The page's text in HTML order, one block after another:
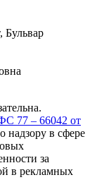
, Бульвар
77 – 66042 от
надзору в сфере
за
в рекламных